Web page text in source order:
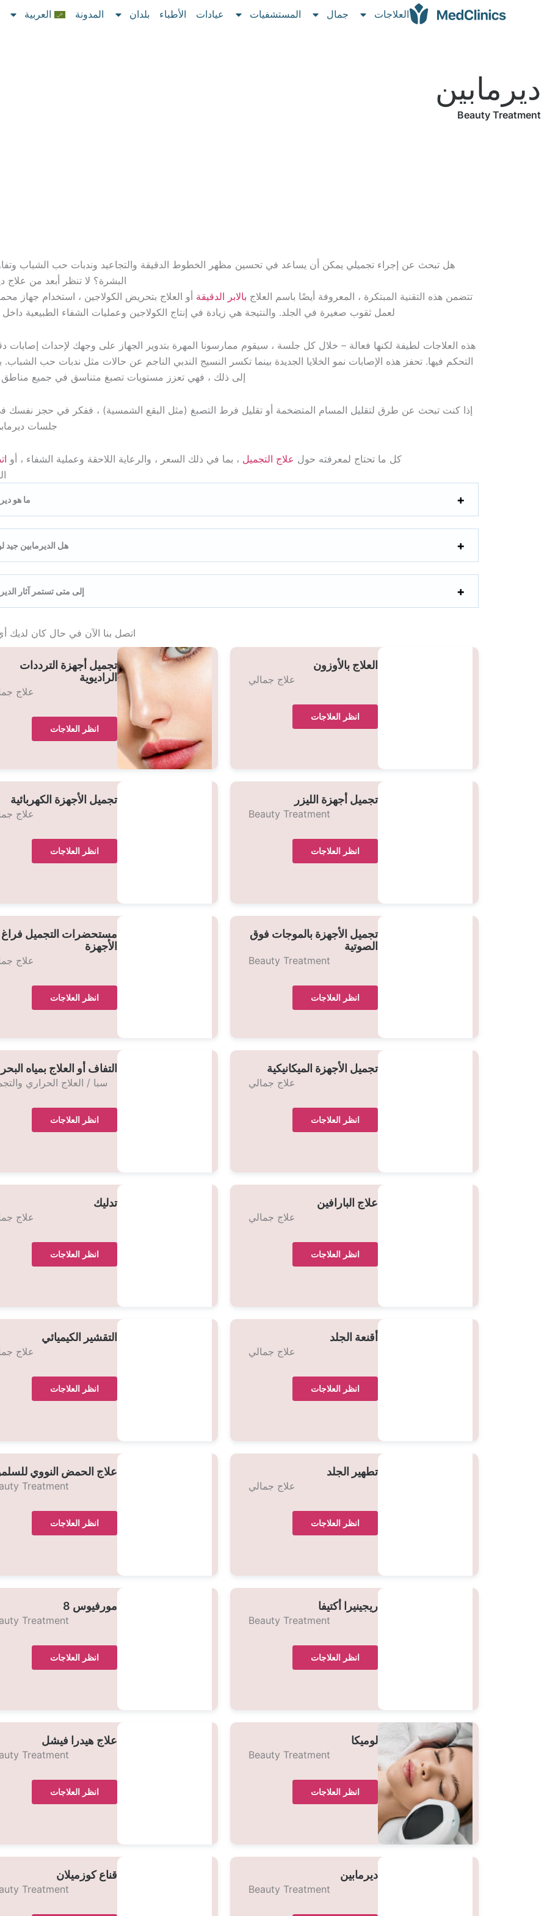
العلاجات جمال المستشفيات عيادات الأطباء بلدان المدونة العربية
ديرمابين
Beauty Treatment
هل تبحث عن إجراء تجميلي يمكن أن يساعد في تحسين مظهر الخطوط الدقيقة والتجاعيد وندبات حب الشباب
البشرة؟ لا تنظر أبعد من علاج
تتضمن هذه التقنية المبتكرة ، المعروفة أيضًا باسم العلاج بالابر الدقيقة أو العلاج بتحريض الكولاجين ، استخدام جهاز
لعمل ثقوب صغيرة في الجلد. والنتيجة هي زيادة في إنتاج الكولاجين وعمليات الشفاء الطبيعية
هذه العلاجات لطيفة لكنها فعالة – خلال كل جلسة ، سيقوم ممارسونا المهرة بتدوير الجهاز على وجهك لإحداث إصابات
التحكم فيها. تحفز هذه الإصابات نمو الخلايا الجديدة بينما تكسر النسيج الندبي الناجم عن حالات مثل ندبات حب الشباب.
إلى ذلك ، فهي تعزز مستويات تصبغ متناسق في جميع
إذا كنت تبحث عن طرق لتقليل المسام المتضخمة أو تقليل فرط التصبغ (مثل البقع الشمسية) ، ففكر في حجز نفسك
جلسات
كل ما تحتاج لمعرفته حول علاج التجميل ، بما في ذلك السعر ، والرعاية اللاحقة وعملية الشفاء ، أو
ما هو
هل الديرمابين جيد
إلى متى تستمر آثار
اتصل بنا الآن في حال كان لديك
العلاج بالأوزون
علاج جمالي
انظر العلاجات
تجميل أجهزة الترددات
الراديوية
علاج
انظر العلاجات
تجميل أجهزة الليزر
Beauty Treatment
انظر العلاجات
تجميل الأجهزة الكهربائية
علاج
انظر العلاجات
تجميل الأجهزة بالموجات فوق
الصوتية
Beauty Treatment
انظر العلاجات
مستحضرات التجميل فراغ
الأجهزة
علاج
انظر العلاجات
تجميل الأجهزة الميكانيكية
علاج جمالي
انظر العلاجات
التفاف أو العلاج بمياه البحر
سبا / العلاج الحراري
انظر العلاجات
علاج البارافين
علاج جمالي
انظر العلاجات
تدليك
علاج
انظر العلاجات
أقنعة الجلد
علاج جمالي
انظر العلاجات
التقشير الكيميائي
علاج
انظر العلاجات
تطهير الجلد
علاج جمالي
انظر العلاجات
علاج الحمض النووي
Treatment
انظر العلاجات
ريجينيرا أكتيفا
Beauty Treatment
انظر العلاجات
مورفيوس 8
Treatment
انظر العلاجات
لوميكا
Beauty Treatment
انظر العلاجات
علاج هيدرا فيشل
Treatment
انظر العلاجات
ديرمابين
Beauty Treatment
قناع كوزميلان
Treatment